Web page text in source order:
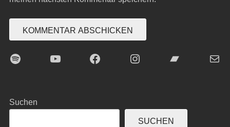
Spotify YouTubeFacebookInstagramBandcampE-Mail
Suchen
SUCHEN